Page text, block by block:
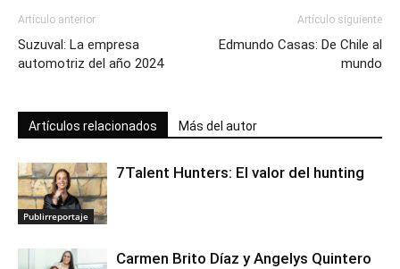
Artículo anterior
Suzuval: La empresa
automotriz del año 2024
Artículo siguiente
Edmundo Casas: De Chile al
mundo
Artículos relacionados Más del autor
Publirreportaje
7Talent Hunters: El valor del hunting
Carmen Brito Díaz y Angelys Quintero